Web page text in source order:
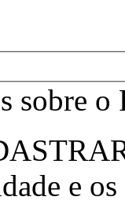
sobre
e os